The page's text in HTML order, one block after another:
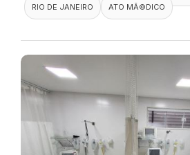
RIO DE JANEIRO
ATO MÃ©DICO